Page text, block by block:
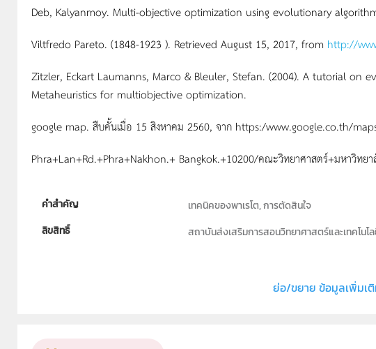
Deb, Kalyanmoy. Multi-objective optimization using evolutionary
Viltfredo Pareto. (1848-1923 ). Retrieved August 15, 2017, from http://
Zitzler, Eckart Laumanns, Marco & Bleuler, Stefan. (2004). A tutorial on
Metaheuristics for multiobjective optimization.
google map. สืบคั้นเมื่อ 15 สิงหาคม 2560, จาก https:/www.google.co.th/
Phra+Lan+Rd.+Phra+Nakhon.+ Bangkok.+10200/คณะวิทยาศาสตร์+มหาวิทย
คำสำคัญ
เทคนิคของพาเรโต, การตัดสินใจ
ลิขสิทธิ์
สถาบันส่งเสริมการสอนวิทยาศาสตร์และเทคโนโ
ย่อ/ขยาย ข้อมูลเพิ่มเ